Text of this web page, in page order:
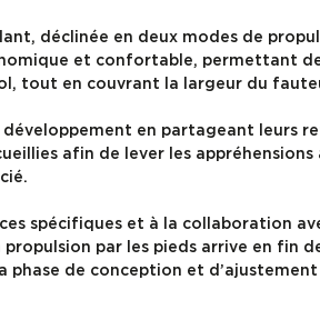
déclinée en deux modes de
et confortable, permettant
tout en couvrant la largeur du
en partageant leurs
afin de lever les
spécifiques et à la collaboration
par les pieds arrive en fin
de conception et d’ajustement